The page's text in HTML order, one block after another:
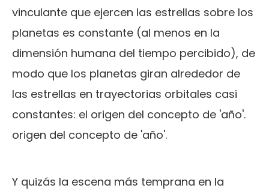
vinculante que ejercen las estrellas sobre los
planetas es constante (al menos en la
dimensión humana del tiempo percibido), de
modo que los planetas giran alrededor de
las estrellas en trayectorias orbitales casi
constantes: el origen del concepto de 'año'.
origen del concepto de 'año'.
Y quizás la escena más temprana en la